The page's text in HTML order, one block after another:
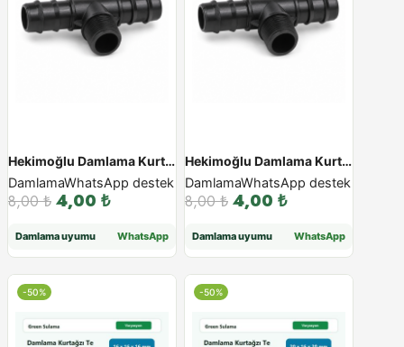
Hekimoğlu Damlama Kurtağzı Erkek Te - 20×1/2″x20
DamlamaWhatsApp destek
8,00₺ 4,00 ₺
Damlama uyumu WhatsApp
Hekimoğlu Damlama Kurtağzı Erkek Te - 20×3/4″x20
DamlamaWhatsApp destek
8,00₺ 4,00 ₺
Damlama uyumu WhatsApp
-50% -50%